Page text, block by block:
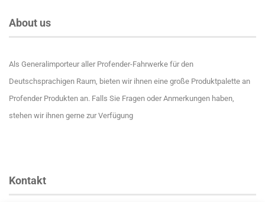
About us
Als Generalimporteur aller Profender-Fahrwerke für den
Deutschsprachigen Raum, bieten wir ihnen eine große Produktpalette an
Profender Produkten an. Falls Sie Fragen oder Anmerkungen haben,
stehen wir ihnen gerne zur Verfügung
Kontakt